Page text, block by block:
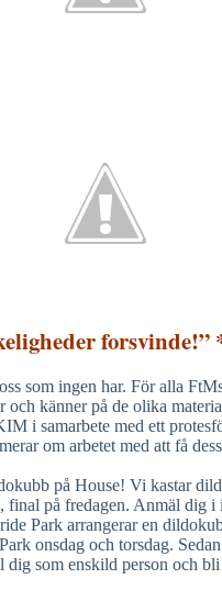
forsvinde!”
som ingen har. För alla
och känner på de olika
i samarbete med ett
om arbetet med att få
på House! Vi kastar
final på fredagen. Anmäl dig i
Park arrangerar en
onsdag och torsdag.
dig som enskild person och